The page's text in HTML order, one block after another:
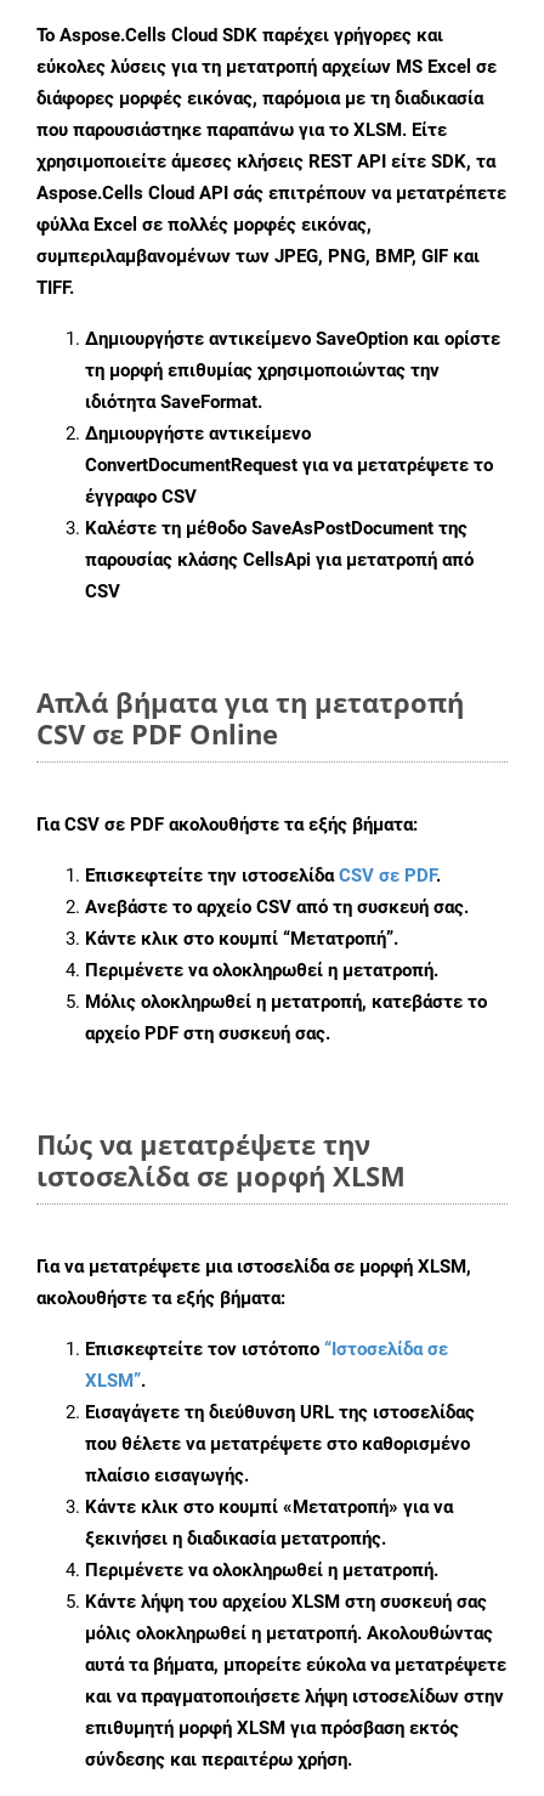
Το Aspose.Cells Cloud SDK παρέχει γρήγορες και
εύκολες λύσεις για τη μετατροπή αρχείων MS Excel σε
διάφορες μορφές εικόνας, παρόμοια με τη διαδικασία
που παρουσιάστηκε παραπάνω για το XLSM. Είτε
χρησιμοποιείτε άμεσες κλήσεις REST API είτε SDK, τα
Aspose.Cells Cloud API σάς επιτρέπουν να μετατρέπετε
φύλλα Excel σε πολλές μορφές εικόνας,
συμπεριλαμβανομένων των JPEG, PNG, BMP, GIF και
TIFF.
Δημιουργήστε αντικείμενο SaveOption και ορίστε
τη μορφή επιθυμίας χρησιμοποιώντας την
ιδιότηταSaveFormat.
Δημιουργήστε αντικείμενο
ConvertDocumentRequest για να μετατρέψετε το
έγγραφο CSV
Καλέστε τη μέθοδο SaveAsPostDocument της
παρουσίας κλάσης CellsApi για μετατροπή από
CSV
Απλά βήματα για τη μετατροπή
CSV σε PDF Online
ΓιαCSV σε PDF ακολουθήστε τα εξής βήματα:
Επισκεφτείτε την ιστοσελίδαCSV σε PDF.
Ανεβάστε το αρχείο CSV από τη συσκευή σας.
Κάντε κλικ στο κουμπί “Μετατροπή”.
Περιμένετε να ολοκληρωθεί η μετατροπή.
Μόλις ολοκληρωθεί η μετατροπή, κατεβάστε το
αρχείο PDF στη συσκευή σας.
Πώς να μετατρέψετε την
ιστοσελίδα σε μορφή XLSM
Για να μετατρέψετε μια ιστοσελίδα σε μορφή XLSM,
ακολουθήστε τα εξής βήματα:
Επισκεφτείτε τον ιστότοπο “Ιστοσελίδα σε
XLSM”.
Εισαγάγετε τη διεύθυνση URL της ιστοσελίδας
που θέλετε να μετατρέψετε στο καθορισμένο
πλαίσιο εισαγωγής.
Κάντε κλικ στο κουμπί «Μετατροπή» για να
ξεκινήσει η διαδικασία μετατροπής.
Περιμένετε να ολοκληρωθεί η μετατροπή.
Κάντε λήψη του αρχείου XLSM στη συσκευή σας
μόλις ολοκληρωθεί η μετατροπή. Ακολουθώντας
αυτά τα βήματα, μπορείτε εύκολα να μετατρέψετε
και να πραγματοποιήσετε λήψη ιστοσελίδων στην
επιθυμητή μορφή XLSM για πρόσβαση εκτός
σύνδεσης και περαιτέρω χρήση.